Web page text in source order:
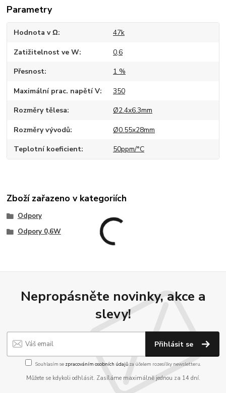
Parametry
Hodnota v Ω 47k
Zatižitelnost ve W 0,6
Přesnost 1 %
Maximální prac. napětí V 350
Rozměry tělesa Ø2.4x6.3mm
Rozměry vývodů Ø0.55x28mm
Teplotní koeficient 50ppm/°C
Zboží zařazeno v kategoriích
Odpory
Odpory 0,6W
Nepropásněte novinky, akce a
slevy!
Přihlásit se
Souhlasím se zpracováním osobních údajůza účelem rozesílky newsletteru.
Můžete se kdykoli odhlásit. Zasíláme maximálně jednou za 14 dní.